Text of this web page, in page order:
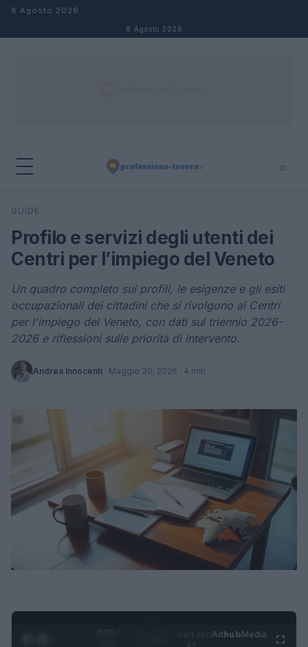
Salta al contenuto
8 Agosto 2026
8 Agosto 2026
⌕
Cerca
GUIDE
Profilo e servizi degli utenti dei
Centri per l’impiego del Veneto
Un quadro completo sui profili, le esigenze e gli esiti
occupazionali dei cittadini che si rivolgono ai Centri
per l'impiego del Veneto, con dati sul triennio 2026-
2026 e riflessioni sulle priorità di intervento.
Andrea Innocenti · Maggio 30, 2026 · 4 min
0:27 /
AdhubMedia